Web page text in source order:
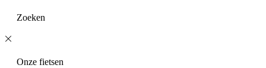
Zoeken
Onze fietsen